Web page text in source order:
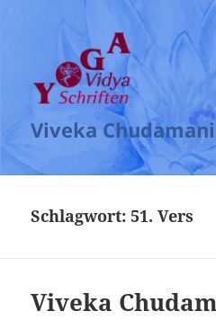
Viveka Chudamani
Schlagwort:51. Vers
Viveka